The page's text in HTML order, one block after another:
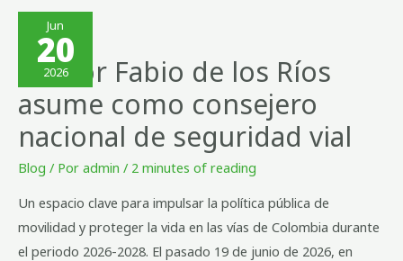
Jun
20
2026
Héctor Fabio de los Ríos
asume como consejero
nacional de seguridad vial
Blog / Por admin / 2 minutes of reading
Un espacio clave para impulsar la política pública de
movilidad y proteger la vida en las vías de Colombia durante
el periodo 2026-2028. El pasado 19 de junio de 2026, en